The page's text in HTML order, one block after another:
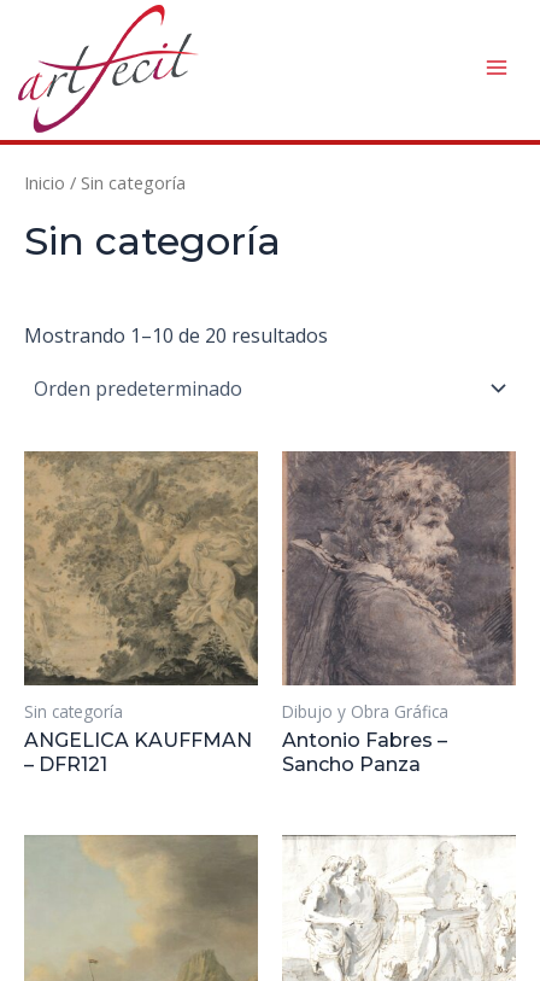
contenido
Inicio / Sin categoría
Sin categoría
Mostrando 1–10 de 20 resultados
Sin categoría
ANGELICA KAUFFMAN
– DFR121
Dibujo y Obra Gráfica
Antonio Fabres –
Sancho Panza